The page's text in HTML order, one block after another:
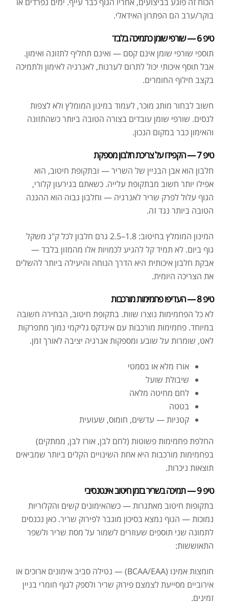
בוקר/ערב הם הפתרון האידאלי.
טיפ 6 — שורפי שומן כתמיכה בלבד
תוספי שורפי שומן אינם קסם — ואינם תחליף לתזונה ואימון.
אבל תוסף איכותי יכול לתרום לערנות, לאנרגיה לאימון ולתמיכה
בקצב חילוף החומרים.
חשוב לבחור מותג מוכר, לעמוד במינון המומלץ ולא לצפות
לנסים. שורפי שומן עובדים בצורה הטובה ביותר כשהתזונה
והאימון כבר במקום הנכון.
טיפ 7 — הקפידו על צריכת חלבון מספקת
חלבון הוא אבן הבניין של השריר — ובתקופת חיטוב, הוא
אפילו יותר חשוב מבתקופת עלייה. כשאתם בגירעון קלורי,
הגוף עלול לפרק שריר לאנרגיה — וחלבון גבוה הוא ההגנה
הטובה ביותר נגד זה.
המינון המומלץ בחיטוב: 1.8–2.5 גרם חלבון לכל ק"ג משקל
גוף ביום. לא תמיד קל להגיע לכמויות אלו מהמזון בלבד —
אבקת חלבון איכותית היא הדרך הנוחה והיעילה ביותר להשלים
את הצריכה היומית.
טיפ 8 — העדיפו פחמימות מורכבות
לא כל הפחמימות נוצרו שוות. בתקופת חיטוב, הבחירה חשובה
במיוחד. פחמימות מורכבות עם אינדקס גליקמי נמוך מתפרקות
לאט, שומרות על שובע ומספקות אנרגיה יציבה לאורך זמן.
אורז מלא או בסמטי
שיבולת שועל
לחם מחיטה מלאה
בטטה
קטניות — עדשים, חומוס, שעועית
החלפת פחמימות פשוטות (לחם לבן, אורז לבן, ממתקים)
בפחמימות מורכבות היא אחת השינויים הקלים ביותר שמביאים
תוצאות ניכרות.
טיפ 9 — תמיכה בשריר בזמן חיטוב אינטנסיבי
בתקופות חיטוב מאתגרות — כשהאימונים קשים והקלוריות
נמוכות — הגוף נמצא בסיכון מוגבר לפירוק שריר. כאן נכנסים
לתמונה שני תוספים שעוזרים לשמור על מסת שריר ולשפר
התאוששות:
חומצות אמינו (BCAA/EAA) — נטילה סביב אימונים ארוכים או
אירוביים מסייעת לצמצם פירוק שריר ולספק לגוף חומרי בניין
זמינים.